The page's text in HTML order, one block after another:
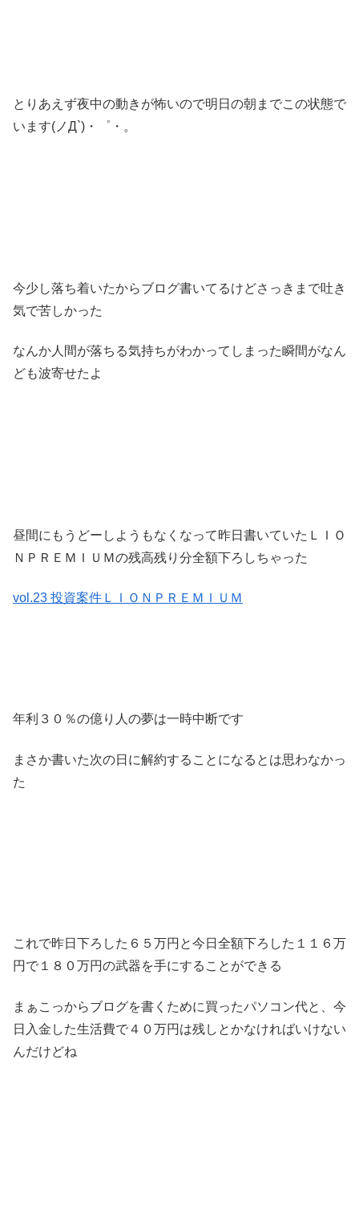
とりあえず夜中の動きが怖いので明日の朝までこの状態で
います(ノД`)・゜・。
今少し落ち着いたからブログ書いてるけどさっきまで吐き
気で苦しかった
なんか人間が落ちる気持ちがわかってしまった瞬間がなん
ども波寄せたよ
昼間にもうどーしようもなくなって昨日書いていたＬＩＯ
ＮＰＲＥＭＩＵＭの残高残り分全額下ろしちゃった
vol.23 投資案件ＬＩＯＮＰＲＥＭＩＵＭ
年利３０％の億り人の夢は一時中断です
まさか書いた次の日に解約することになるとは思わなかっ
た
これで昨日下ろした６５万円と今日全額下ろした１１６万
円で１８０万円の武器を手にすることができる
まぁこっからブログを書くために買ったパソコン代と、今
日入金した生活費で４０万円は残しとかなければいけない
んだけどね